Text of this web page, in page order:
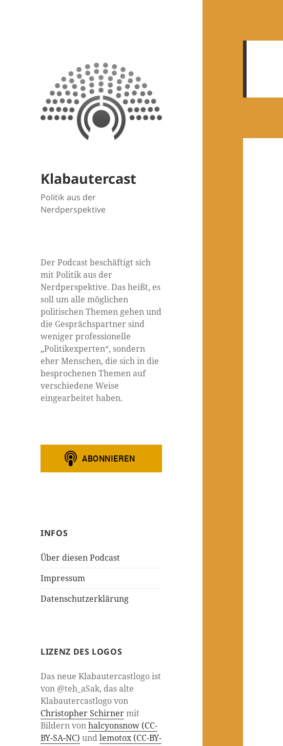
Klabautercast
Politik aus der
Nerdperspektive
Der Podcast beschäftigt sich
mit Politik aus der
Nerdperspektive. Das heißt, es
soll um alle möglichen
politischen Themen gehen und
die Gesprächspartner sind
weniger professionelle
„Politikexperten“, sondern
eher Menschen, die sich in die
besprochenen Themen auf
verschiedene Weise
eingearbeitet haben.
INFOS
Über diesen Podcast
Impressum
Datenschutzerklärung
LIZENZ DES LOGOS
Das neue Klabautercastlogo ist
von @teh_aSak, das alte
Klabautercastlogo von
Christopher Schirnermit
Bildern vonhalcyonsnow (CC-
BY-SA-NC) undlemotox (CC-BY-